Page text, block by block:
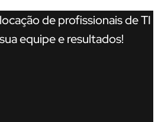
de profissionais de TI
equipe e resultados!